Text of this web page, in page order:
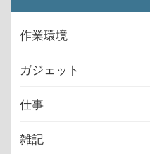
作業環境
ガジェット
仕事
雑記